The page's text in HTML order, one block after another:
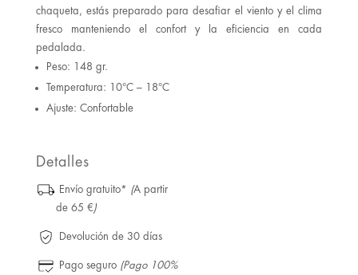
chaqueta, estás preparado para desafiar el viento y el clima
fresco manteniendo el confort y la eficiencia en cada
pedalada.
Peso: 148 gr.
Temperatura: 10°C – 18°C
Ajuste: Confortable
Detalles
Envío gratuito* (A partir
de 65 €)
Devolución de 30 días
Pago seguro (Pago 100%